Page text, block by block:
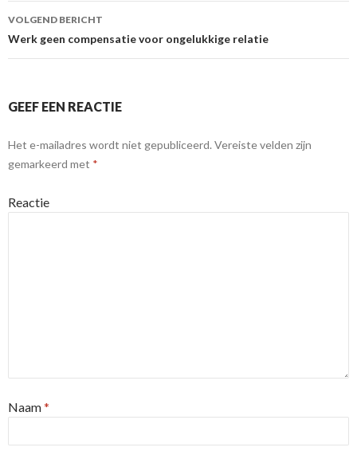
VOLGEND BERICHT
Werk geen compensatie voor ongelukkige relatie
GEEF EEN REACTIE
Het e-mailadres wordt niet gepubliceerd. Vereiste velden zijn
gemarkeerd met *
Reactie
Naam*